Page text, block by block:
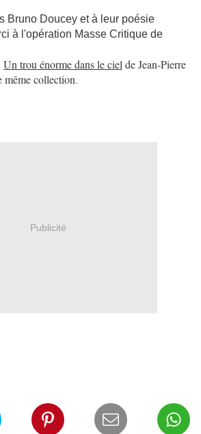
Bruno Doucey et à leur poésie
à l'opération Masse Critique de
Un trou énorme dans le ciel de Jean-Pierre
collection
Publicité